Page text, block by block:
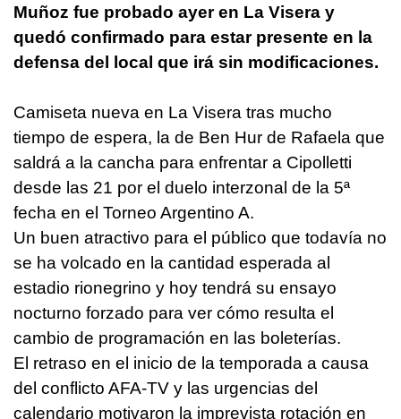
Muñoz fue probado ayer en La Visera y
quedó confirmado para estar presente en la
defensa del local que irá sin modificaciones.
Camiseta nueva en La Visera tras mucho
tiempo de espera, la de Ben Hur de Rafaela que
saldrá a la cancha para enfrentar a Cipolletti
desde las 21 por el duelo interzonal de la 5ª
fecha en el Torneo Argentino A.
Un buen atractivo para el público que todavía no
se ha volcado en la cantidad esperada al
estadio rionegrino y hoy tendrá su ensayo
nocturno forzado para ver cómo resulta el
cambio de programación en las boleterías.
El retraso en el inicio de la temporada a causa
del conflicto AFA-TV y las urgencias del
calendario motivaron la imprevista rotación en